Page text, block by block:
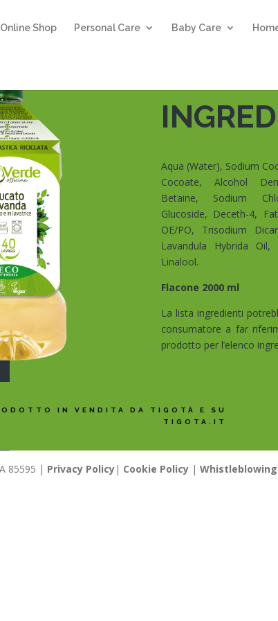
Online Shop Personal Care Baby Care
Aqua (Water), Sodium
Cocoate, Alcohol
Betaine, Sodium
Glucoside, Deceth-4,
OE/PO, Trisodium
Lavandula Hybrida Oil,
Linalool.
Flacone 2000 ml
La lista ingredienti
consumatore a far
prodotto per l’elenco
IN VENDITA DA TIGOTÀ E SU
TIGOTA.IT
85595 | Privacy Policy| Cookie Policy |Whistleblowing